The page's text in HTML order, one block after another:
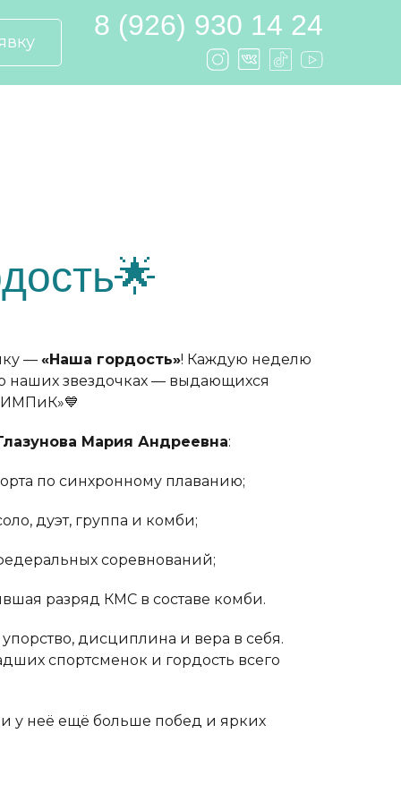
8 (926) 930 14 24
— «Наша гордость»! Каждую неделю
наших звездочках — выдающихся
Мария Андреевна:
по синхронному плаванию;
дуэт, группа и комби;
соревнований;
разряд КМС в составе комби.
упорство, дисциплина и вера в себя.
спортсменок и гордость всего
у неё ещё больше побед и ярких